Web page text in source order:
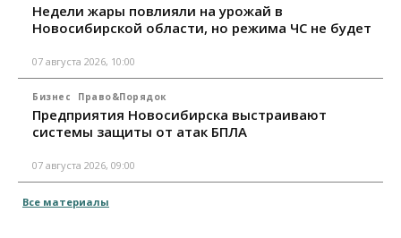
Недели жары повлияли на урожай в
Новосибирской области, но режима ЧС не будет
07 августа 2026, 10:00
Бизнес Право&Порядок
Предприятия Новосибирска выстраивают
системы защиты от атак БПЛА
07 августа 2026, 09:00
Все материалы